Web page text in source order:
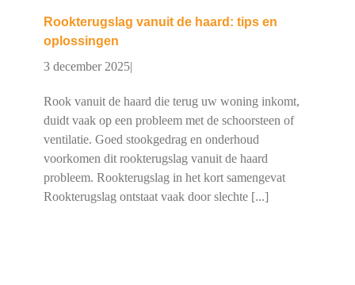
Rookterugslag vanuit de haard: tips en
oplossingen
3 december 2025|
Rook vanuit de haard die terug uw woning inkomt,
duidt vaak op een probleem met de schoorsteen of
ventilatie. Goed stookgedrag en onderhoud
voorkomen dit rookterugslag vanuit de haard
probleem. Rookterugslag in het kort samengevat
Rookterugslag ontstaat vaak door slechte [...]